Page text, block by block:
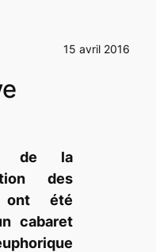
15 avril 2016
de la
des
ont été
cabaret